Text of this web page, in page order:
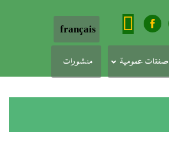
français
منشورات صفقات عمومية